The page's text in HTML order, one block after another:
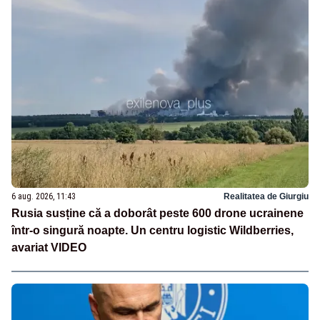
6 aug. 2026, 11:43 Realitatea de Giurgiu
Rusia susține că a doborât peste 600 drone ucrainene
într-o singură noapte. Un centru logistic Wildberries,
avariat VIDEO